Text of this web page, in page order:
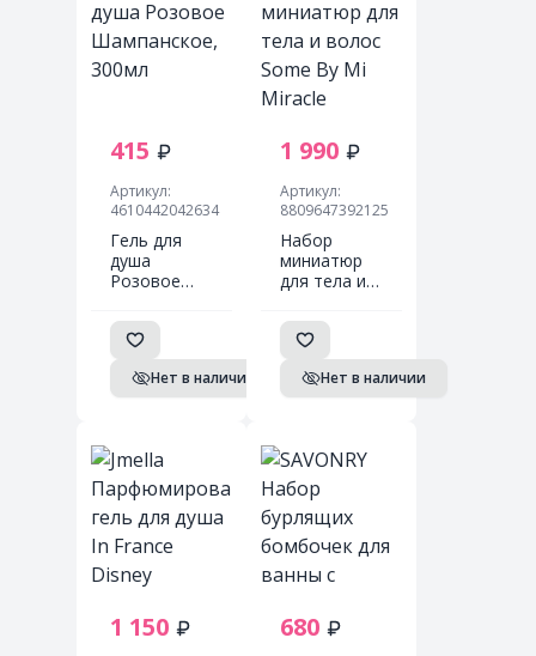
415
Артикул:
4610442042634
Гель для
душа
Розовое
300мл
Нет в наличии
1 990
Артикул:
8809647392125
Набор
миниатюр
для тела и
By Mi
Miracle
Hair&Body
Starter Kit
Нет в наличии
1 150 680